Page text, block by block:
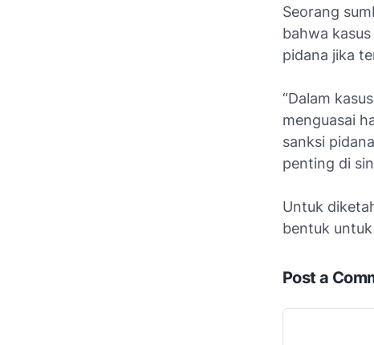
Seorang
bahwa
pidana jika
“Dalam
menguasai
sanksi
penting di
Untuk
bentuk
Post a